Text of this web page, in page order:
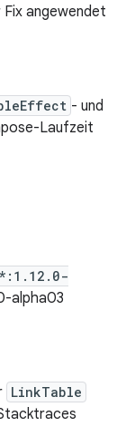
angewendet
- und
Laufzeit
*:1.12.0-
alpha03
LinkTable